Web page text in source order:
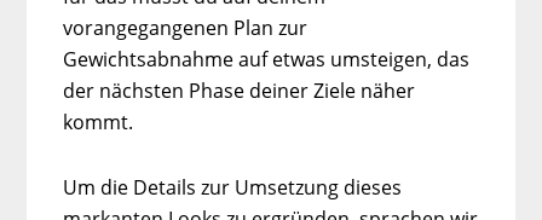
vorangegangenen Plan zur
Gewichtsabnahme auf etwas umsteigen, das
der nächsten Phase deiner Ziele näher
kommt.
Um die Details zur Umsetzung dieses